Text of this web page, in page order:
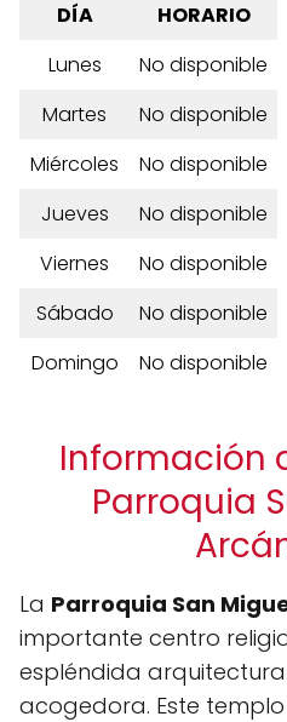
DÍA
HORARIO
Lunes
No disponible
Martes
No disponible
Miércoles
No disponible
Jueves
No disponible
Viernes
No disponible
Sábado
No disponible
Domingo
No disponible
Información
Parroquia
La Parroquia San
importante centro
espléndida
acogedora. Este